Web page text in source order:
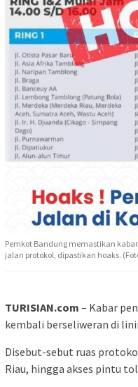
Pemkot Bandung memastikan
jalan protokol, dipastikan hoaks.
TURISIAN.com – Kabar
kembali berseliweran di
Disebut-sebut ruas
Riau, hingga akses pintu